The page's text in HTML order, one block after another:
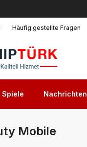
Häufig gestellte Fragen
Spiele Nachrichten
Mobile